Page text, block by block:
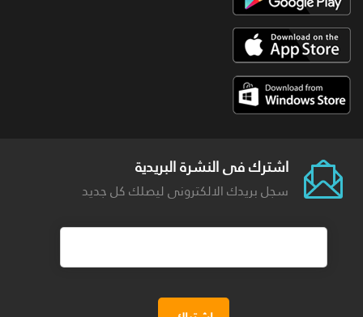
اشترك فى النشرة البريدية
سجل بريدك الالكترونى ليصلك كل جديد